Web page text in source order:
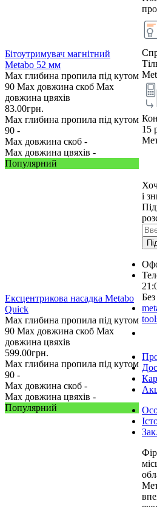
Бітоутримувач магнітний
Metabo 52 мм
Max глибина пропила під кутом
90 Max довжина скоб Max
довжина цвяхів
83.00грн.
Max глибина пропила під кутом
90 -
Max довжина скоб -
Max довжина цвяхів -
Популярний
Ексцентрикова насадка Metabo
Quick
Max глибина пропила під кутом
90 Max довжина скоб Max
довжина цвяхів
599.00грн.
Max глибина пропила під кутом
90 -
Max довжина скоб -
Max довжина цвяхів -
Популярний
15
і